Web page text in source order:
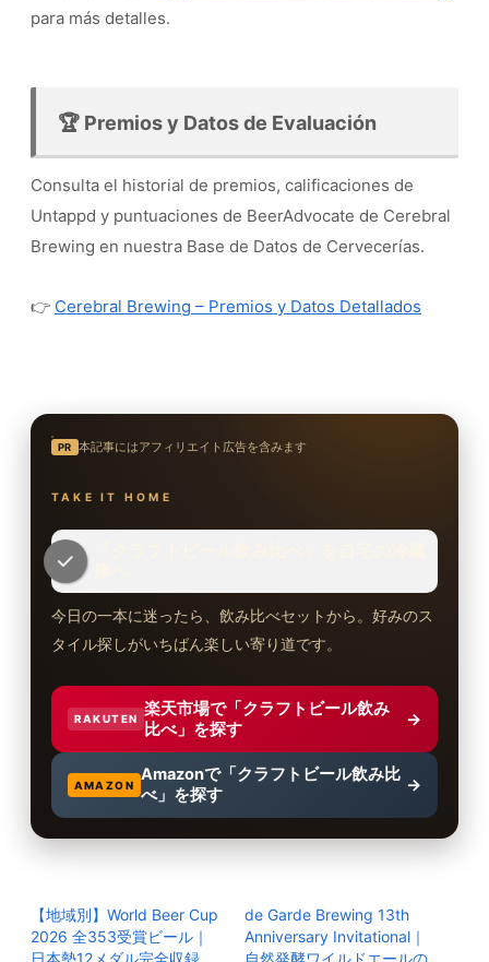
para más detalles.
🏆 Premios y Datos de Evaluación
Consulta el historial de premios, calificaciones de
Untappd y puntuaciones de BeerAdvocate de Cerebral
Brewing en nuestra Base de Datos de Cervecerías.
👉 Cerebral Brewing – Premios y Datos Detallados
PR 本記事にはアフィリエイト広告を含みます
TAKE IT HOME
今日の一本に迷ったら、飲み比べセットから。好みのス
タイル探しがいちばん楽しい寄り道です。
RAKUTEN
楽天市場で「クラフトビール飲み
比べ」を探す
→
AMAZON
Amazonで「クラフトビール飲み比
べ」を探す
→
【地域別】World Beer Cup
2026 全353受賞ビール｜
de Garde Brewing 13th
Anniversary Invitational｜